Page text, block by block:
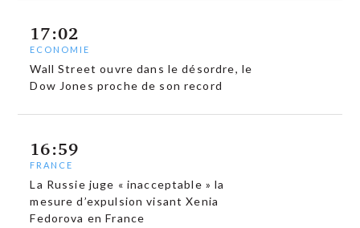
17:02
ECONOMIE
Wall Street ouvre dans le désordre, le
Dow Jones proche de son record
16:59
FRANCE
La Russie juge « inacceptable » la
mesure d’expulsion visant Xenia
Fedorova en France